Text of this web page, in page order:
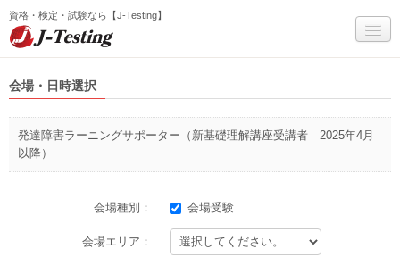
資格・検定・試験なら【J-Testing】
受験までの流れ
お問い合わせ
会場・日時選択
発達障害ラーニングサポーター（新基礎理解講座受講者 2025年4月
以降）
会場種別： 会場受験
会場エリア：